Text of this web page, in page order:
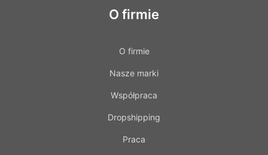
O firmie
O firmie
Nasze marki
Współpraca
Dropshipping
Praca